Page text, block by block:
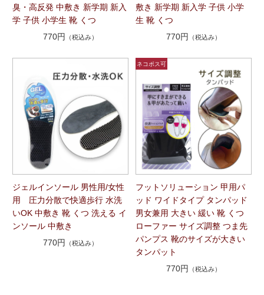
臭・高反発 中敷き 新学期 新入
学 子供 小学生 靴 くつ
770円
（税込み）
敷き 新学期 新入学 子供 小学
生 靴 くつ
770円
（税込み）
ジェルインソール 男性用/女性
用 圧力分散で快適歩行 水洗
いOK 中敷き 靴 くつ 洗える イ
ンソール 中敷き
770円 （税込み）
フットソリューション 甲用パ
ッド ワイドタイプ タンパッド
男女兼用 大きい 緩い 靴 くつ
ローファー サイズ調整 つま先
パンプス 靴のサイズが大きい
タンパット
770円
（税込み）